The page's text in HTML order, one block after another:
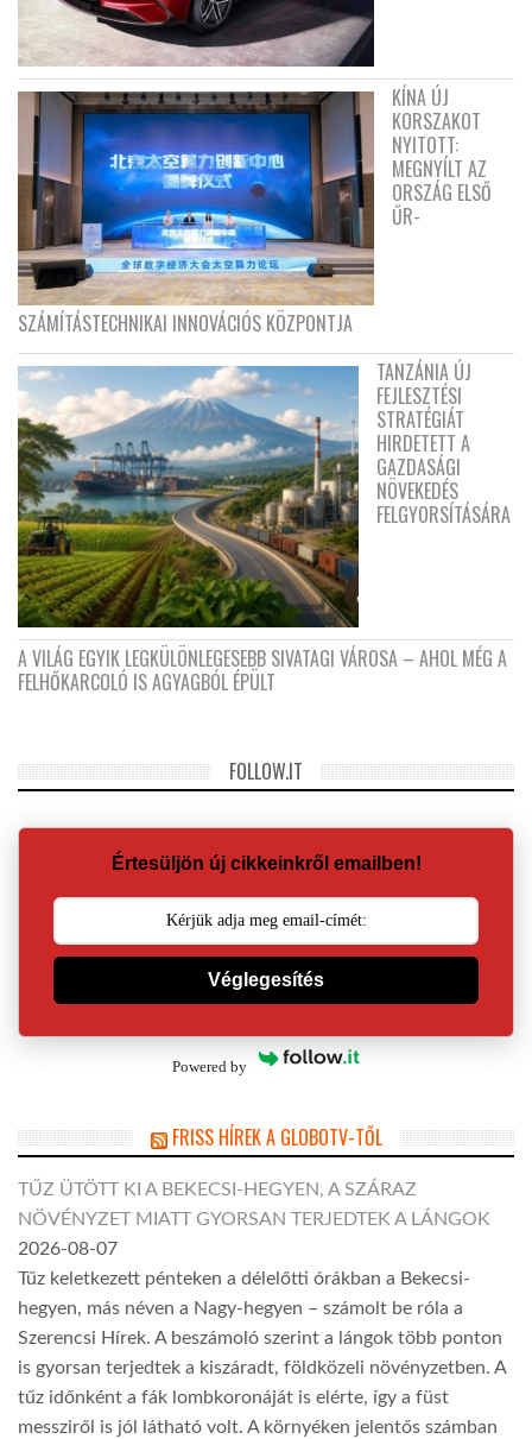
KÍNA ÚJ
KORSZAKOT
NYITOTT:
MEGNYÍLT AZ
ORSZÁG ELSŐ
ŰR-
SZÁMÍTÁSTECHNIKAI INNOVÁCIÓS KÖZPONTJA
TANZÁNIA ÚJ
FEJLESZTÉSI
STRATÉGIÁT
HIRDETETT A
GAZDASÁGI
NÖVEKEDÉS
FELGYORSÍTÁSÁRA
A VILÁG EGYIK LEGKÜLÖNLEGESEBB SIVATAGI VÁROSA – AHOL MÉG A
FELHŐKARCOLÓ IS AGYAGBÓL ÉPÜLT
FOLLOW.IT
Értesüljön új cikkeinkről emailben!
Véglegesítés
Powered by
FRISS HÍREK A GLOBOTV-TŐL
TŰZ ÜTÖTT KI A BEKECSI-HEGYEN, A SZÁRAZ
NÖVÉNYZET MIATT GYORSAN TERJEDTEK A LÁNGOK
2026-08-07
Tűz keletkezett pénteken a délelőtti órákban a Bekecsi-
hegyen, más néven a Nagy-hegyen – számolt be róla a
Szerencsi Hírek. A beszámoló szerint a lángok több ponton
is gyorsan terjedtek a kiszáradt, földközeli növényzetben. A
tűz időnként a fák lombkoronáját is elérte, így a füst
messziről is jól látható volt. A környéken jelentős számban